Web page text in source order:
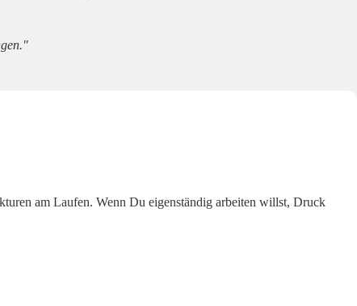
am Laufen. Wenn Du eigenständig arbeiten willst, Druck